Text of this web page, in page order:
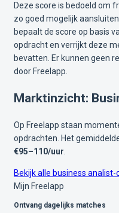
Deze score is bedoeld om
zo goed mogelijk
bepaalt de score op basis
opdracht en verrijkt deze
bevatten. Er kunnen geen
door Freelapp.
Marktinzicht:
Op Freelapp staan
opdrachten. Het
€95–110/uur
Bekijk alle business
Mijn Freelapp
Ontvang dagelijks matches